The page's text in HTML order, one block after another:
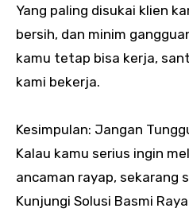
Yang paling disukai klien
bersih, dan minim
kamu tetap bisa kerja,
kami bekerja.
Kesimpulan: Jangan
Kalau kamu serius ingin
ancaman rayap, sekarang
Kunjungi Solusi Basmi